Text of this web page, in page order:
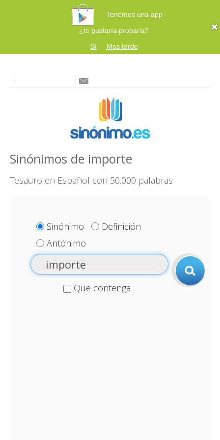
Tenemos una app
¿te gustaría probarla?
Sí
Más tarde
Sinónimos de importe
Tesauro en Español con 50.000 palabras
Sinónimo
Definición
Antónimo
Que contenga